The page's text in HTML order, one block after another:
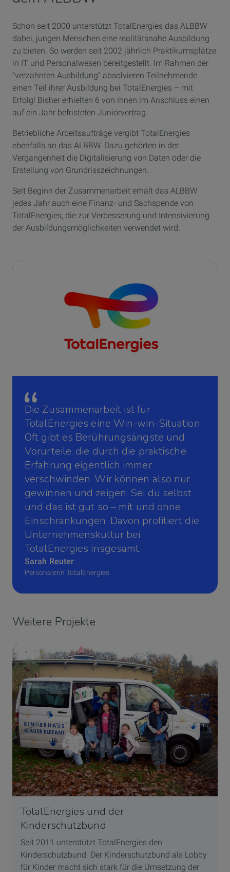
Schon seit 2000 unterstützt TotalEnergies das ALBBW
dabei, jungen Menschen eine realitätsnahe Ausbildung
zu bieten. So werden seit 2002 jährlich Praktikumsplätze
in IT und Personalwesen bereitgestellt. Im Rahmen der
“verzahnten Ausbildung” absolvieren Teilnehmende
einen Teil ihrer Ausbildung bei TotalEnergies – mit
Erfolg! Bisher erhielten 6 von ihnen im Anschluss einen
auf ein Jahr befristeten Juniorvertrag.
Betriebliche Arbeitsaufträge vergibt TotalEnergies
ebenfalls an das ALBBW. Dazu gehörten in der
Vergangenheit die Digitalisierung von Daten oder die
Erstellung von Grundrisszeichnungen.
Seit Beginn der Zusammenarbeit erhält das ALBBW
jedes Jahr auch eine Finanz- und Sachspende von
TotalEnergies, die zur Verbesserung und Intensivierung
der Ausbildungsmöglichkeiten verwendet wird.
Die Zusammenarbeit ist für
TotalEnergies eine Win-win-Situation.
Oft gibt es Berührungsängste und
Vorurteile, die durch die praktische
Erfahrung eigentlich immer
verschwinden. Wir können also nur
gewinnen und zeigen: Sei du selbst
und das ist gut so – mit und ohne
Einschränkungen. Davon profitiert die
Unternehmenskultur bei
TotalEnergies insgesamt.
Sarah Reuter
Personalerin TotalEnergies
Weitere Projekte
TotalEnergies und der
Kinderschutzbund
Seit 2011 unterstützt TotalEnergies den
Kinderschutzbund. Der Kinderschutzbund als Lobby
für Kinder macht sich stark für die Umsetzung der